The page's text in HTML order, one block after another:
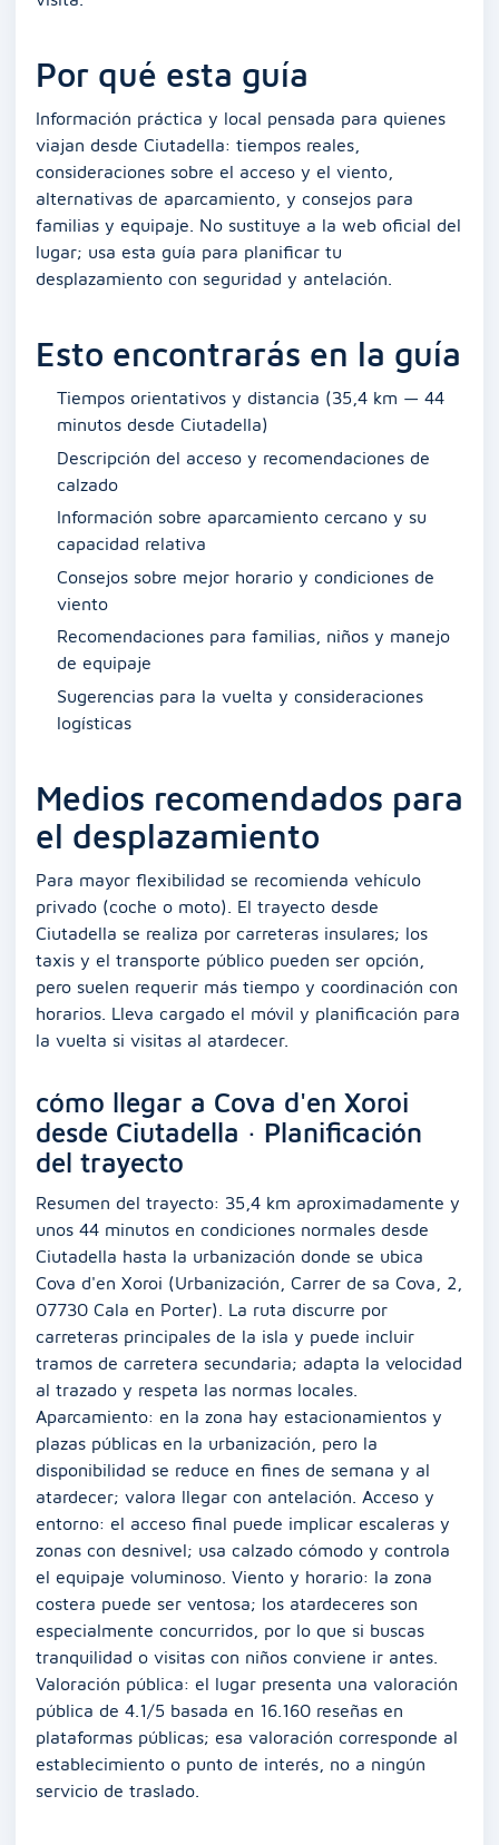
Por qué esta guía
Información práctica y local pensada para quienes
viajan desde Ciutadella: tiempos reales,
consideraciones sobre el acceso y el viento,
alternativas de aparcamiento, y consejos para
familias y equipaje. No sustituye a la web oficial del
lugar; usa esta guía para planificar tu
desplazamiento con seguridad y antelación.
Esto encontrarás en la guía
Tiempos orientativos y distancia (35,4 km — 44
minutos desde Ciutadella)
Descripción del acceso y recomendaciones de
calzado
Información sobre aparcamiento cercano y su
capacidad relativa
Consejos sobre mejor horario y condiciones de
viento
Recomendaciones para familias, niños y manejo
de equipaje
Sugerencias para la vuelta y consideraciones
logísticas
Medios recomendados para
el desplazamiento
Para mayor flexibilidad se recomienda vehículo
privado (coche o moto). El trayecto desde
Ciutadella se realiza por carreteras insulares; los
taxis y el transporte público pueden ser opción,
pero suelen requerir más tiempo y coordinación con
horarios. Lleva cargado el móvil y planificación para
la vuelta si visitas al atardecer.
cómo llegar a Cova d'en Xoroi
desde Ciutadella · Planificación
del trayecto
Resumen del trayecto: 35,4 km aproximadamente y
unos 44 minutos en condiciones normales desde
Ciutadella hasta la urbanización donde se ubica
Cova d'en Xoroi (Urbanización, Carrer de sa Cova, 2,
07730 Cala en Porter). La ruta discurre por
carreteras principales de la isla y puede incluir
tramos de carretera secundaria; adapta la velocidad
al trazado y respeta las normas locales.
Aparcamiento: en la zona hay estacionamientos y
plazas públicas en la urbanización, pero la
disponibilidad se reduce en fines de semana y al
atardecer; valora llegar con antelación. Acceso y
entorno: el acceso final puede implicar escaleras y
zonas con desnivel; usa calzado cómodo y controla
el equipaje voluminoso. Viento y horario: la zona
costera puede ser ventosa; los atardeceres son
especialmente concurridos, por lo que si buscas
tranquilidad o visitas con niños conviene ir antes.
Valoración pública: el lugar presenta una valoración
pública de 4.1/5 basada en 16.160 reseñas en
plataformas públicas; esa valoración corresponde al
establecimiento o punto de interés, no a ningún
servicio de traslado.